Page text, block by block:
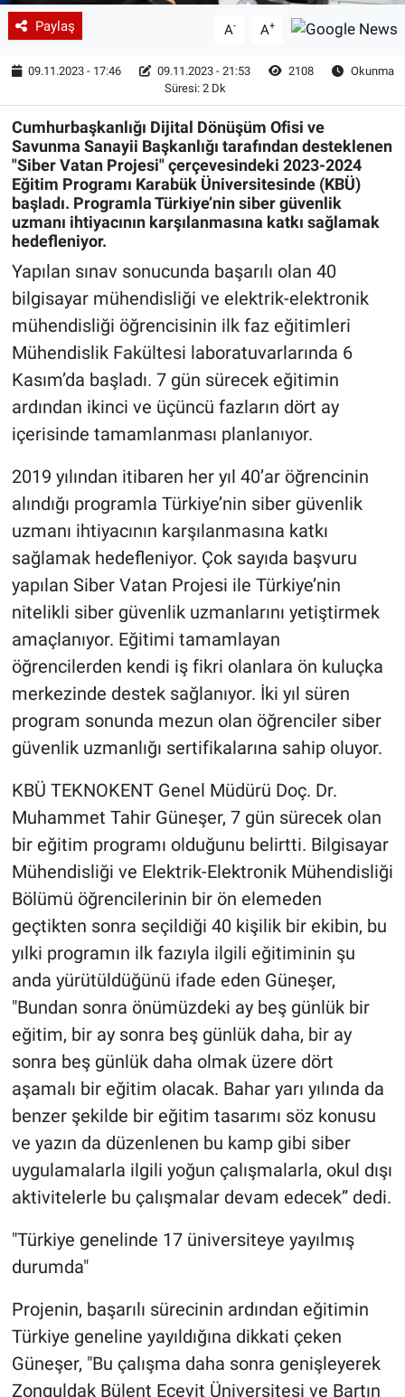
Paylaş A- A+
09.11.2023 - 17:46 09.11.2023 - 21:53 2108
Okunma
Süresi: 2 Dk
Cumhurbaşkanlığı Dijital Dönüşüm Ofisi ve
Savunma Sanayii Başkanlığı tarafından desteklenen
"Siber Vatan Projesi" çerçevesindeki 2023-2024
Eğitim Programı Karabük Üniversitesinde (KBÜ)
başladı. Programla Türkiye’nin siber güvenlik
uzmanı ihtiyacının karşılanmasına katkı sağlamak
hedefleniyor.
Yapılan sınav sonucunda başarılı olan 40
bilgisayar mühendisliği ve elektrik-elektronik
mühendisliği öğrencisinin ilk faz eğitimleri
Mühendislik Fakültesi laboratuvarlarında 6
Kasım’da başladı. 7 gün sürecek eğitimin
ardından ikinci ve üçüncü fazların dört ay
içerisinde tamamlanması planlanıyor.
2019 yılından itibaren her yıl 40’ar öğrencinin
alındığı programla Türkiye’nin siber güvenlik
uzmanı ihtiyacının karşılanmasına katkı
sağlamak hedefleniyor. Çok sayıda başvuru
yapılan Siber Vatan Projesi ile Türkiye’nin
nitelikli siber güvenlik uzmanlarını yetiştirmek
amaçlanıyor. Eğitimi tamamlayan
öğrencilerden kendi iş fikri olanlara ön kuluçka
merkezinde destek sağlanıyor. İki yıl süren
program sonunda mezun olan öğrenciler siber
güvenlik uzmanlığı sertifikalarına sahip oluyor.
KBÜ TEKNOKENT Genel Müdürü Doç. Dr.
Muhammet Tahir Güneşer, 7 gün sürecek olan
bir eğitim programı olduğunu belirtti. Bilgisayar
Mühendisliği ve Elektrik-Elektronik Mühendisliği
Bölümü öğrencilerinin bir ön elemeden
geçtikten sonra seçildiği 40 kişilik bir ekibin, bu
yılki programın ilk fazıyla ilgili eğitiminin şu
anda yürütüldüğünü ifade eden Güneşer,
"Bundan sonra önümüzdeki ay beş günlük bir
eğitim, bir ay sonra beş günlük daha, bir ay
sonra beş günlük daha olmak üzere dört
aşamalı bir eğitim olacak. Bahar yarı yılında da
benzer şekilde bir eğitim tasarımı söz konusu
ve yazın da düzenlenen bu kamp gibi siber
uygulamalarla ilgili yoğun çalışmalarla, okul dışı
aktivitelerle bu çalışmalar devam edecek” dedi.
"Türkiye genelinde 17 üniversiteye yayılmış
durumda"
Projenin, başarılı sürecinin ardından eğitimin
Türkiye geneline yayıldığına dikkati çeken
Güneşer, "Bu çalışma daha sonra genişleyerek
Zonguldak Bülent Ecevit Üniversitesi ve Bartın